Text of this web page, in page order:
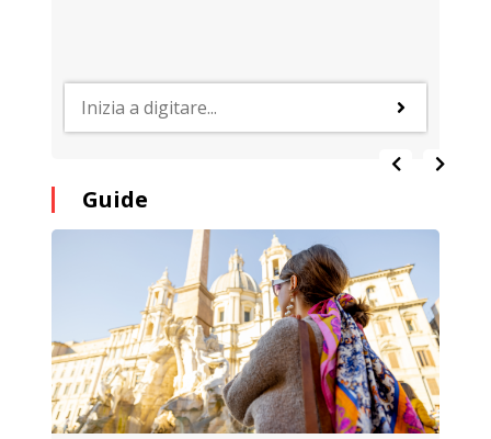
Guide